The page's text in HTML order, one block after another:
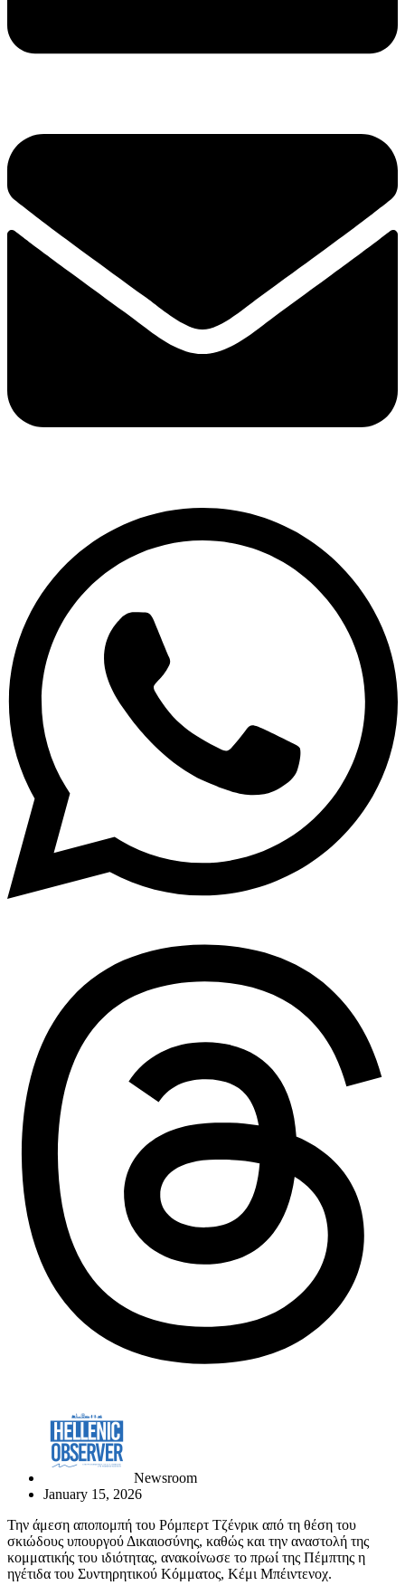
Newsroom
January 15, 2026
Την άμεση αποπομπή του Ρόμπερτ Τζένρικ από τη θέση του
σκιώδους υπουργού Δικαιοσύνης, καθώς και την αναστολή της
κομματικής του ιδιότητας, ανακοίνωσε το πρωί της Πέμπτης η
ηγέτιδα του Συντηρητικού Κόμματος, Κέμι Μπέιντενοχ.